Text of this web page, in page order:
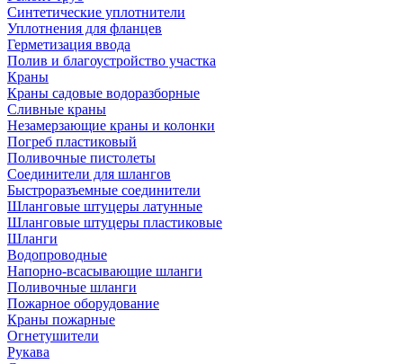
Синтетические уплотнители
Уплотнения для фланцев
Герметизация ввода
Полив и благоустройство участка
Краны
Краны садовые водоразборные
Сливные краны
Незамерзающие краны и колонки
Погреб пластиковый
Поливочные пистолеты
Соединители для шлангов
Быстроразъемные соединители
Шланговые штуцеры латунные
Шланговые штуцеры пластиковые
Шланги
Водопроводные
Напорно-всасывающие шланги
Поливочные шланги
Пожарное оборудование
Краны пожарные
Огнетушители
Рукава